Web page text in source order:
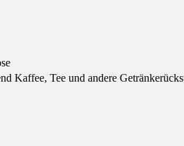
Kaffee, Tee und andere